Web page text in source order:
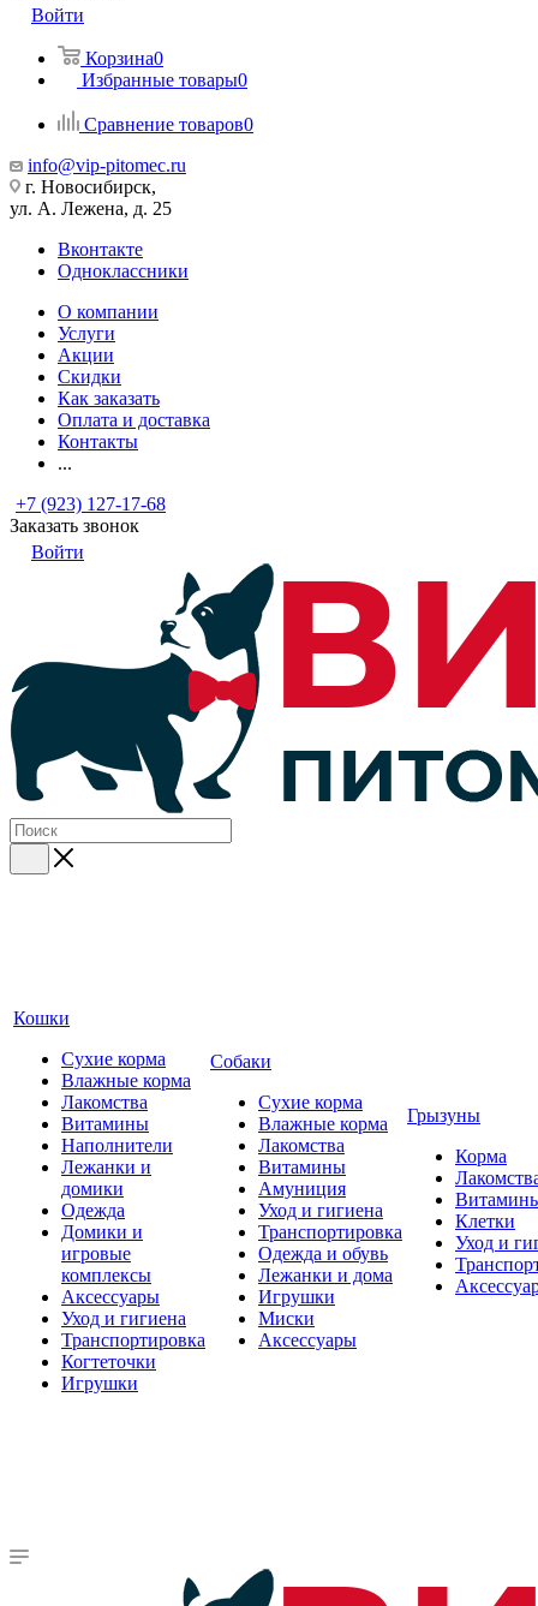
Войти
Корзина0
Избранные товары0
Сравнение товаров0
info@vip-pitomec.ru
г. Новосибирск,
ул. А. Лежена, д. 25
Вконтакте
Одноклассники
О компании
Услуги
Акции
Скидки
Как заказать
Оплата и доставка
Контакты
...
+7 (923) 127-17-68
Заказать звонок
Войти
Кошки
Сухие корма
Влажные корма
Лакомства
Витамины
Наполнители
Лежанки и
домики
Одежда
Домики и
игровые
комплексы
Аксессуары
Уход и гигиена
Транспортировка
Когтеточки
Игрушки
Собаки
Сухие корма
Влажные корма
Лакомства
Витамины
Амуниция
Уход и гигиена
Транспортировка
Одежда и обувь
Лежанки и дома
Игрушки
Миски
Аксессуары
Грызуны
Корма
Клетки
Уход и